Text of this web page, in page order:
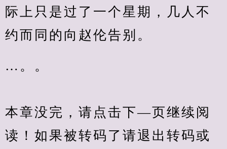
际上只是过了一个星期，几人不
约而同的向赵伦告别。
…。。
本章没完，请点击下—页继续阅
读！如果被转码了请退出转码或